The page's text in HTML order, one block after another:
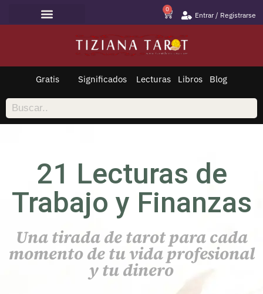
0
Entrar / Registrarse
Gratis Significados Lecturas Libros Blog
21 Lecturas de
Trabajo y Finanzas
Una tirada de tarot para cada
momento de tu vida profesional
y tu dinero